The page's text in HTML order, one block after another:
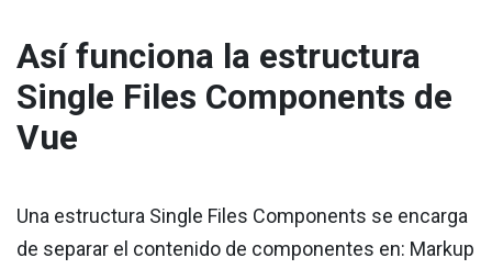
Así funciona la estructura
Single Files Components de
Vue
Una estructura Single Files Components se encarga
de separar el contenido de componentes en: Markup